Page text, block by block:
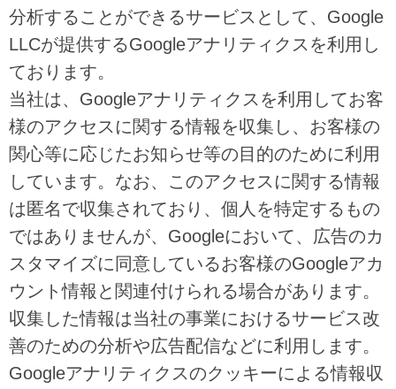
分析することができるサービスとして、Google
LLCが提供するGoogleアナリティクスを利用し
ております。
当社は、Googleアナリティクスを利用してお客
様のアクセスに関する情報を収集し、お客様の
関心等に応じたお知らせ等の目的のために利用
しています。なお、このアクセスに関する情報
は匿名で収集されており、個人を特定するもの
ではありませんが、Googleにおいて、広告のカ
スタマイズに同意しているお客様のGoogleアカ
ウント情報と関連付けられる場合があります。
収集した情報は当社の事業におけるサービス改
善のための分析や広告配信などに利用します。
Googleアナリティクスのクッキーによる情報収